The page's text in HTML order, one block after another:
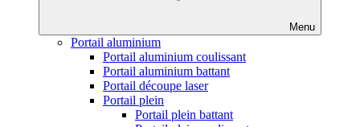
Menu
Portail aluminium
Portail aluminium coulissant
Portail aluminium battant
Portail découpe laser
Portail plein
Portail plein battant